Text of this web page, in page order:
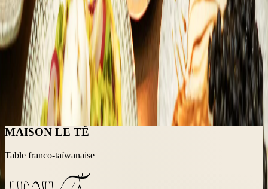
Disponible en version vegan sans supplement : lait avoine, soja ou
coco.
Combien coute un bubble tea ?
Entre 6 et 7 EUR selon la boisson et la taille.
Y a-t-il du bubble tea chaud ?
Oui en hiver. Hojicha latte boba, oolong latte chaud.
MAISON LE TÊ
Table franco-taïwanaise